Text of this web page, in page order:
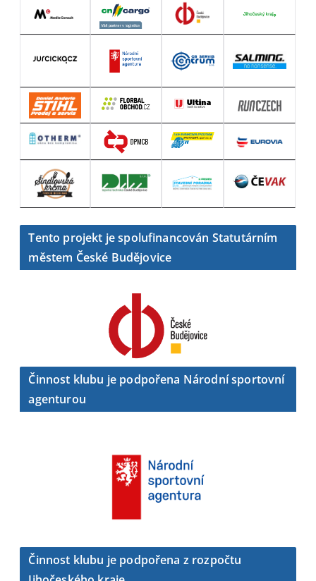
Tento projekt je spolufinancován Statutárním
městem České Budějovice
Činnost klubu je podpořena Národní sportovní
agenturou
Činnost klubu je podpořena z rozpočtu